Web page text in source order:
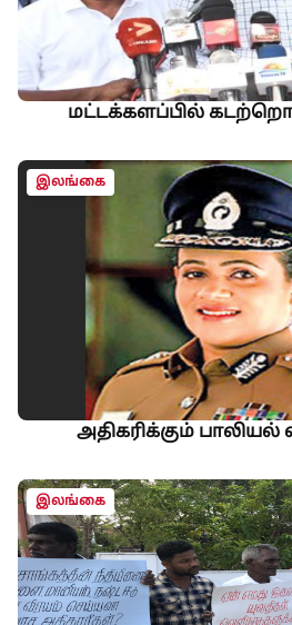
மட்டக்களப்பில்
இலங்கை
அதிகரிக்கும்
இலங்கை